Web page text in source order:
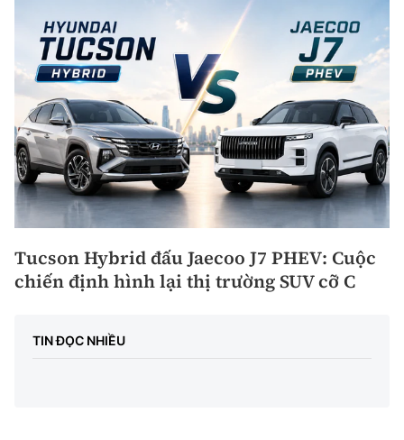
Tucson Hybrid đấu Jaecoo J7 PHEV: Cuộc
chiến định hình lại thị trường SUV cỡ C
TIN ĐỌC NHIỀU